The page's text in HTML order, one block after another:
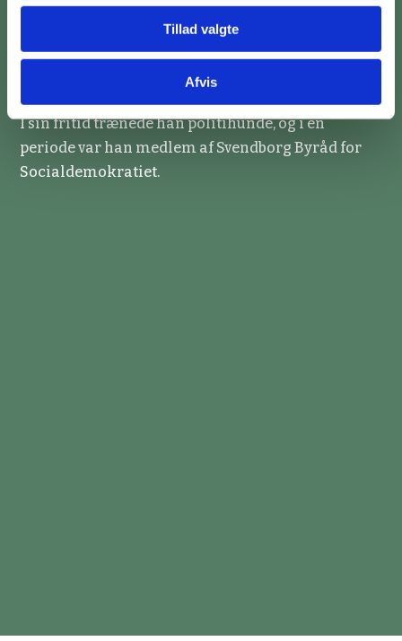
Tillad valgte
Afvis
Han iværksatte forbedringer af de fysiske
faciliteter på Fattiggården, samtidig med at han
stræbte efter at holde driftsudgifterne nede.
I sin fritid trænede han politihunde, og i en
periode var han medlem af Svendborg Byråd for
Socialdemokratiet.